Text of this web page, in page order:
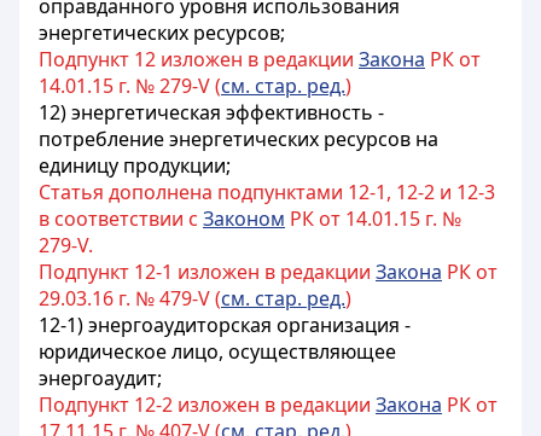
оправданного уровня использования
энергетических ресурсов;
Подпункт 12 изложен в редакции Закона РК от
14.01.15 г. № 279-V (см. стар. ред.)
12) энергетическая эффективность -
потребление энергетических ресурсов на
единицу продукции;
Статья дополнена подпунктами 12-1, 12-2 и 12-3
в соответствии с Законом РК от 14.01.15 г. №
279-V.
Подпункт 12-1 изложен в редакции Закона РК от
29.03.16 г. № 479-V (см. стар. ред.)
12-1) энергоаудиторская организация -
юридическое лицо, осуществляющее
энергоаудит;
Подпункт 12-2 изложен в редакции Закона РК от